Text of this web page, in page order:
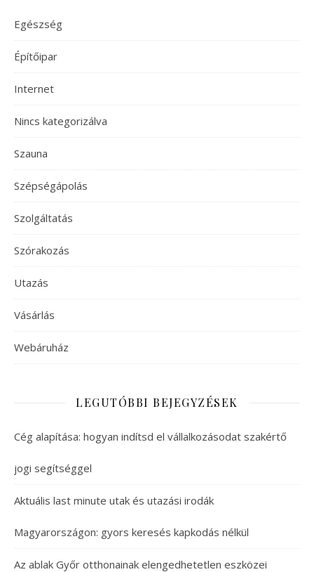
Egészség
Építőipar
Internet
Nincs kategorizálva
Szauna
Szépségápolás
Szolgáltatás
Szórakozás
Utazás
Vásárlás
Webáruház
LEGUTÓBBI BEJEGYZÉSEK
Cég alapítása: hogyan indítsd el vállalkozásodat szakértő
jogi segítséggel
Aktuális last minute utak és utazási irodák
Magyarországon: gyors keresés kapkodás nélkül
Az ablak Győr otthonainak elengedhetetlen eszközei